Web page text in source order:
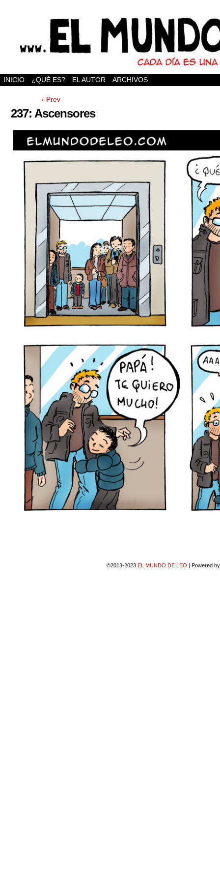
INICIO ¿QUÉ ES? EL AUTOR ARCHIVOS
‹ Prev
237: Ascensores
©2013-2023 EL MUNDO DE LEO | Powered